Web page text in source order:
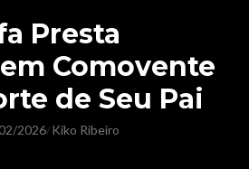
Presta
Comovente
de Seu Pai
2026/ Kiko Ribeiro